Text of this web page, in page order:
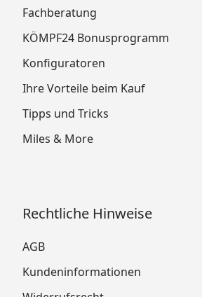
Fachberatung
KÖMPF24 Bonusprogramm
Konfiguratoren
Ihre Vorteile beim Kauf
Tipps und Tricks
Miles & More
Rechtliche Hinweise
AGB
Kundeninformationen